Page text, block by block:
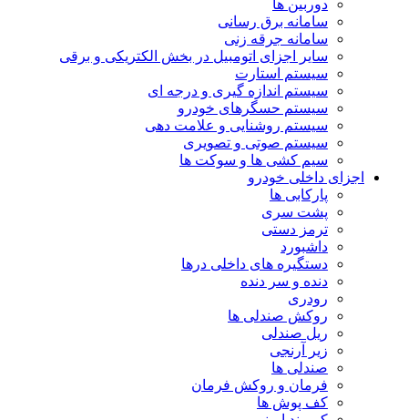
دوربین ها
سامانه برق رسانی
سامانه جرقه زنی
سایر اجزای اتومبیل در بخش الکتریکی و برقی
سیستم استارت
سیستم اندازه گیری و درجه ای
سیستم حسگرهای خودرو
سیستم روشنایی و علامت دهی
سیستم صوتی و تصویری
سیم کشی ها و سوکت ها
اجزای داخلی خودرو
پارکابی ها
پشت سری
ترمز دستی
داشبورد
دستگیره های داخلی درها
دنده و سر دنده
رودری
روکش صندلی ها
ریل صندلی
زیر آرنجی
صندلی ها
فرمان و روکش فرمان
کف پوش ها